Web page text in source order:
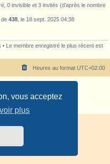
vous acceptez
plus
0 invisible et 3 invités (d’après le nombre
de 438 , le 18 sept. 2025 04:38
• Le membre enregistré le plus récent est
Heures au format UTC+02:00
fr.com